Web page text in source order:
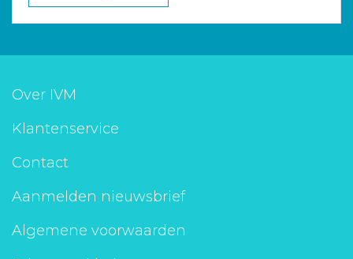
Over IVM
Klantenservice
Contact
Aanmelden nieuwsbrief
Algemene voorwaarden